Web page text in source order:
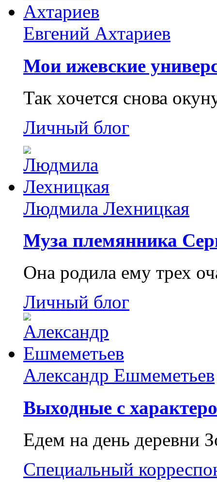
Евгений Ахтариев
Мои ижевские
Так хочется снова
Личный блог
Людмила Лехницкая
Муза племянника
Она родила ему трех
Личный блог
Александр Ешмеметьев
Выходные с
Едем на день деревни
Специальный